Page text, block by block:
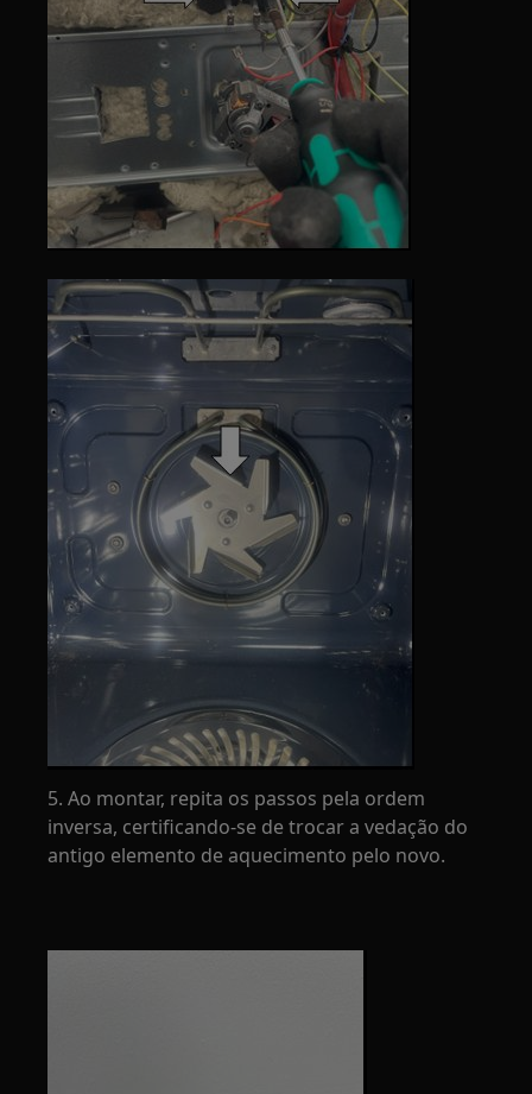
5. Ao montar, repita os passos pela ordem
inversa, certificando-se de trocar a vedação do
antigo elemento de aquecimento pelo novo.